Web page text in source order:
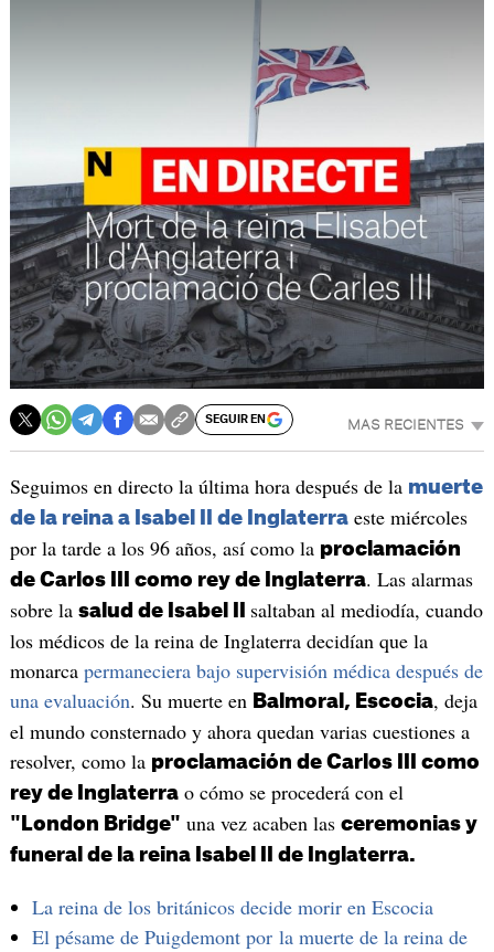
SEGUIR EN MAS RECIENTES
Seguimos en directo la última hora después de la muerte
de la reina a Isabel II de Inglaterraeste miércoles
por la tarde a los 96 años, así como la proclamación
de Carlos III como rey de Inglaterra. Las alarmas
sobre la salud de Isabel II saltaban al mediodía, cuando
los médicos de la reina de Inglaterra decidían que la
monarca permaneciera bajo supervisión médica después de
una evaluación. Su muerte en Balmoral, Escocia, deja
el mundo consternado y ahora quedan varias cuestiones a
resolver, como la proclamación de Carlos III como
rey de Inglaterrao cómo se procederá con el
"London Bridge" una vez acaben las ceremonias y
funeral de la reina Isabel II de Inglaterra.
La reina de los británicos decide morir en Escocia
El pésame de Puigdemont por la muerte de la reina de